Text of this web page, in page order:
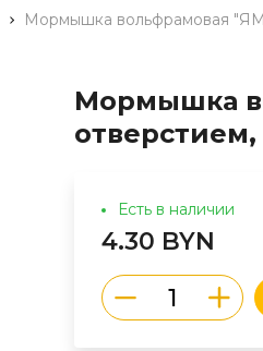
Мормышка вольфрамовая
Мормышка
отверстием,
Есть в наличии
4.30 BYN